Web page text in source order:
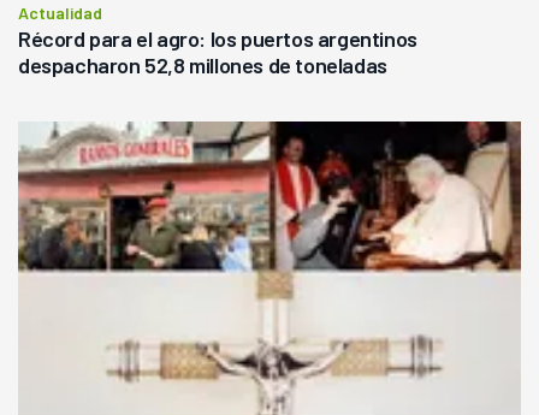
Actualidad
Récord para el agro: los puertos argentinos
despacharon 52,8 millones de toneladas